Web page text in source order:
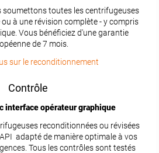
soumettons toutes les centrifugeuses
à une révision complète - y compris
Vous bénéficiez d'une garantie
de 7 mois.
sur le reconditionnement
Contrôle
interface opérateur graphique
reconditionnées ou révisées
adapté de manière optimale à vos
Tous les contrôles sont testés